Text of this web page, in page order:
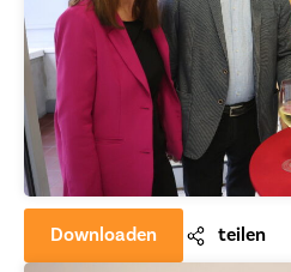
Downloaden teilen